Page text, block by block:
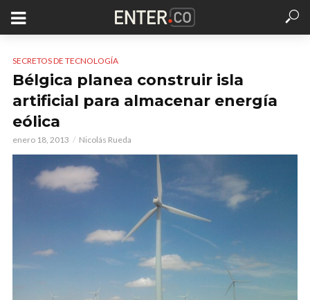
SECRETOS DE TECNOLOGÍA
Bélgica planea construir isla
artificial para almacenar energía
eólica
enero 18, 2013 Nicolás Rueda